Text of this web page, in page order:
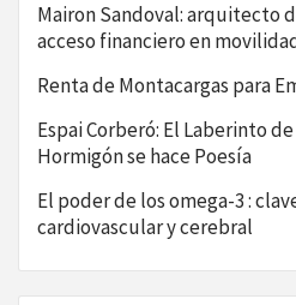
Mairon Sandoval: arquitecto
acceso financiero en
Renta de Montacargas para
Espai Corberó: El Laberinto
Hormigón se hace Poesía
El poder de los omega-3 :
cardiovascular y cerebral